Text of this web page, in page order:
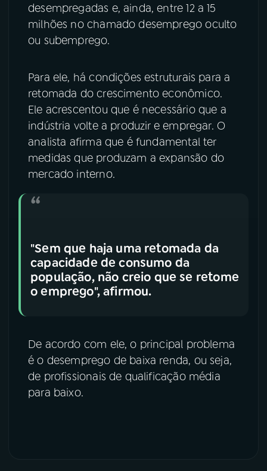
desempregadas e, ainda, entre 12 a 15
milhões no chamado desemprego oculto
ou subemprego.
Para ele, há condições estruturais para a
retomada do crescimento econômico.
Ele acrescentou que é necessário que a
indústria volte a produzir e empregar. O
analista afirma que é fundamental ter
medidas que produzam a expansão do
mercado interno.
"Sem que haja uma retomada da
capacidade de consumo da
população, não creio que se retome
o emprego", afirmou.
De acordo com ele, o principal problema
é o desemprego de baixa renda, ou seja,
de profissionais de qualificação média
para baixo.